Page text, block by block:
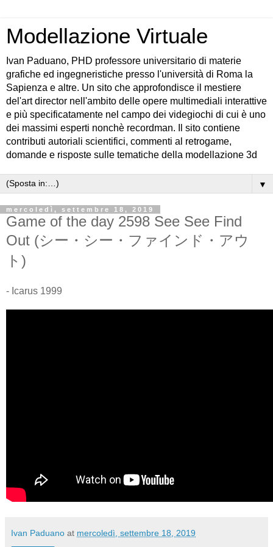
Modellazione Virtuale
Ivan Paduano, PHD professore universitario di materie
grafiche ed ingegneristiche presso l'università di Roma la
Sapienza e altre. Un sito che approfondisce il mestiere
del'art director nell'ambito delle opere multimediali interattive
e più specificatamente nel campo dei videgiochi di cui è uno
dei massimi esperti nonchè recordman. Il sito contiene
contributi autoriali scientifici, commenti al retrogame,
domande e risposte sulle tematiche della modellazione 3d
▼
mercoledì, settembre 18, 2019
Game of the day 2598 See See Find
Out (シー・シー・ファインド・アウ
ト)
- Icarus 1999
Ivan Paduano at mercoledì, settembre 18, 2019